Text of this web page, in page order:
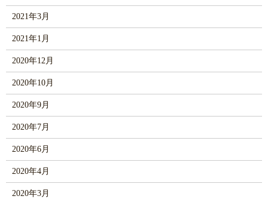
2021年3月
2021年1月
2020年12月
2020年10月
2020年9月
2020年7月
2020年6月
2020年4月
2020年3月